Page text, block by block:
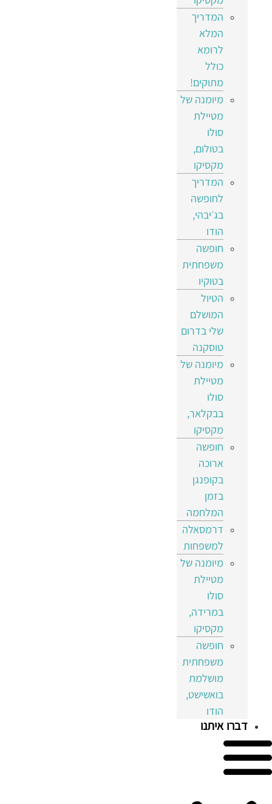
המדריך
המלא
לרומא
כולל
מתוקים!
מיומנה של
מטיילת
סולו
בטולום,
מקסיקו
המדריך
לחופשה
בג׳יבהי,
הודו
חופשה
משפחתית
בטוקיו
הטיול
המושלם
שלי בדרום
טוסקנה
מיומנה של
מטיילת
סולו
בבקלאר,
מקסיקו
חופשה
ארוכה
בקופנגן
בזמן
המלחמה
דרמסאלה
למשפחות
מיומנה של
מטיילת
סולו
במרידה,
מקסיקו
חופשה
משפחתית
מושלמת
בואשישט,
הודו
דברו איתנו